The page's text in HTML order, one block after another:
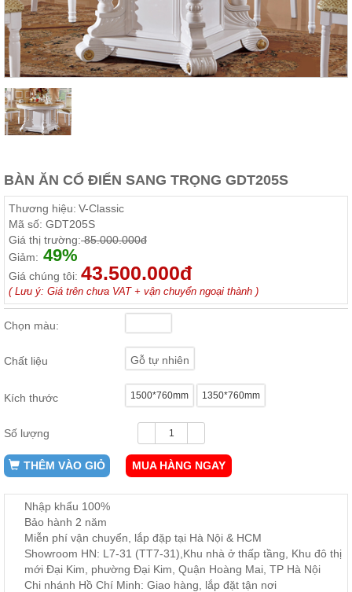
Thất
Phòng
Khách
Sofa,
tủ
Bàn
trà...
Nội
Phòng
Giường
áo, bàn
trang
điểm
Nội
Thất
ăn,
kệ
Nội
Thất
Ban
Công,
Vườn
BÀN ĂN CỔ ĐIỂN SANG TRỌNG GDT205S
Thương hiệu: V-Classic
Mã số: GDT205S
Giá thị trường:85.000.000đ
Giảm: 49%
Giá chúng tôi: 43.500.000đ
( Lưu ý: Giá trên chưa VAT + vận chuyển ngoại thành )
Chọn màu:
Chất liệu Gỗ tự nhiên
Kích thước 1500*760mm 1350*760mm
Số lượng
THÊM VÀO GIỎ MUA HÀNG NGAY
Nhập khẩu 100%
Bảo hành 2 năm
Miễn phí vận chuyển, lắp đặp tại Hà Nội & HCM
Showroom HN: L7-31 (TT7-31),Khu nhà ở thấp tầng, Khu đô thị
mới Đại Kim, phường Đại Kim, Quận Hoàng Mai, TP Hà Nội
Chi nhánh Hồ Chí Minh: Giao hàng, lắp đặt tận nơi